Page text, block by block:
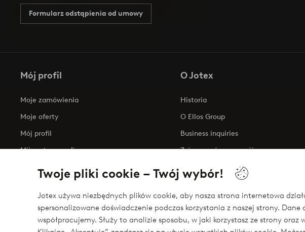
Twoje pliki cookie – Twój wybór!
Jotex używa niezbędnych plików cookie, aby nasza strona internetowa
spersonalizowane doświadczenie podczas korzystania z naszej strony.
współpracujemy. Służy to analizie sposobu, w jaki korzystasz ze strony
Formularz odstąpienia od umowy
Mój profil
Moje zamówienia
Moje oferty
Mój profil
Mijn retourzendingen
O Jotex
Historia
O Ellos Group
Business inquiries
Zrównoważony rozwój
Oświadczenie o dostępności
Bezpieczne płatności - zapłać teraz lub podziel się
Chcesz dowiedzieć się więcej o naszych opcjach płatności